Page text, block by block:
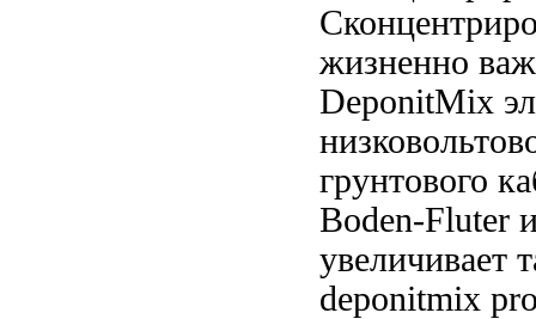
жизненно
DeponitMix
грунтового
Boden-Fluter
увеличивает
deponitmix